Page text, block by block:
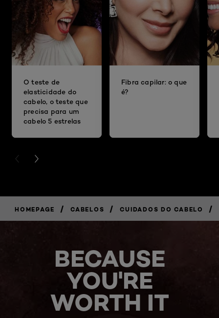
O teste de
elasticidade do
cabelo, o teste que
precisa para um
cabelo 5 estrelas
Fibra capilar: o que
é?
PREVIOUS CARD
NEXT CARD
HOMEPAGE / CABELOS / CUIDADOS DO CABELO /
BECAUSE
YOU'RE
WORTH IT